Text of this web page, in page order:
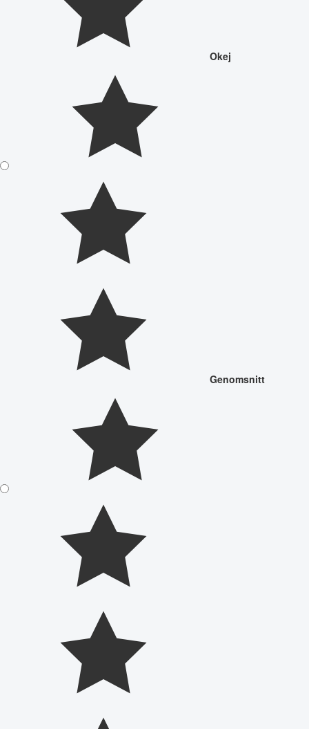
Okej
Genomsnitt